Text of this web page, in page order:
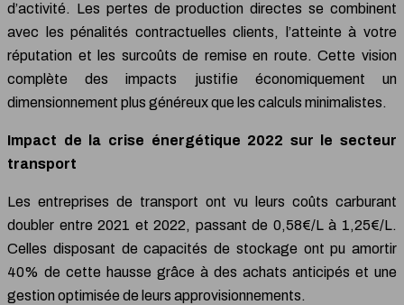
d’activité. Les pertes de production directes se combinent
avec les pénalités contractuelles clients, l’atteinte à votre
réputation et les surcoûts de remise en route. Cette vision
complète des impacts justifie économiquement un
dimensionnement plus généreux que les calculs minimalistes.
Impact de la crise énergétique 2022 sur le secteur
transport
Les entreprises de transport ont vu leurs coûts carburant
doubler entre 2021 et 2022, passant de 0,58€/L à 1,25€/L.
Celles disposant de capacités de stockage ont pu amortir
40% de cette hausse grâce à des achats anticipés et une
gestion optimisée de leurs approvisionnements.